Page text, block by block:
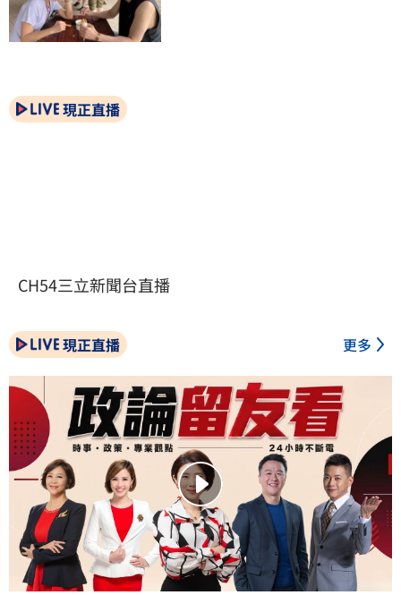
現正直播
CH54三立新聞台直播
現正直播 更多